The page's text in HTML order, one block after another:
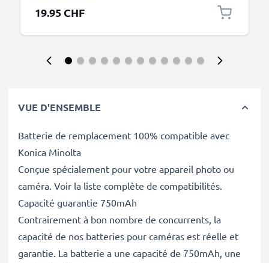
19.95 CHF
VUE D'ENSEMBLE
Batterie de remplacement 100% compatible avec
Konica Minolta
Conçue spécialement pour votre appareil photo ou
caméra. Voir la liste complète de compatibilités.
Capacité guarantie 750mAh
Contrairement à bon nombre de concurrents, la
capacité de nos batteries pour caméras est réelle et
garantie. La batterie a une capacité de 750mAh, une